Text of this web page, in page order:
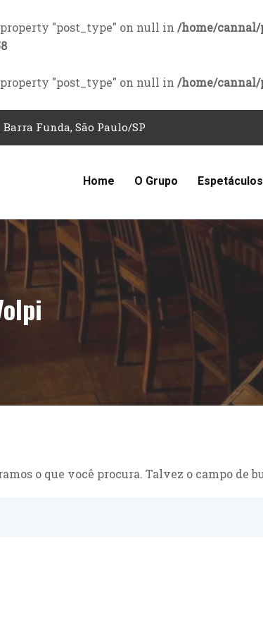
"post_type" on null in /home/
"post_type" on null in /home/
Barra Funda, São Paulo/SP
Home O Grupo Espetáculos
o que você procura. Talvez o campo de